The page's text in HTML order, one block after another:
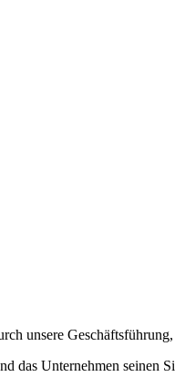
unsere
das Unternehmen seinen